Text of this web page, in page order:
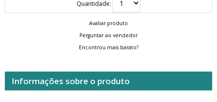
Quantidade:
Avaliar produto
Perguntar ao vendedor
Encontrou mais barato?
Informações sobre o produto